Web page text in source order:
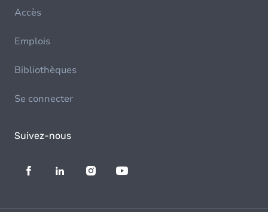
Accès
Emplois
Bibliothèques
Se connecter
Suivez-nous